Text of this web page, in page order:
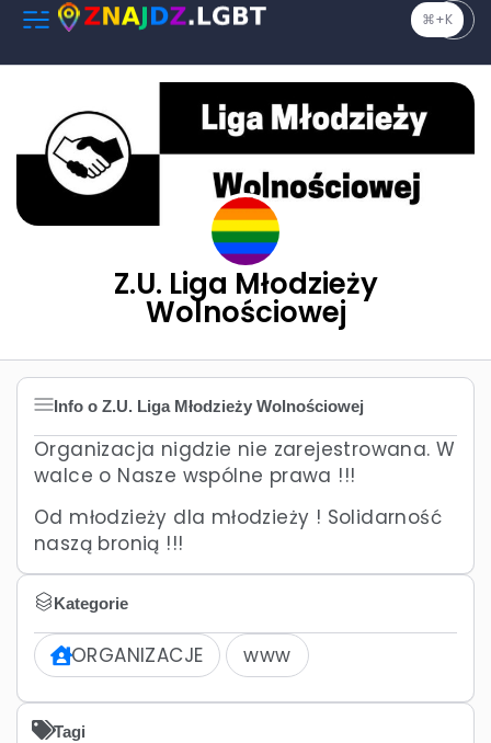
⌘+K
Z.U. Liga Młodzieży
Wolnościowej
Info o Z.U. Liga Młodzieży Wolnościowej
Organizacja nigdzie nie zarejestrowana. W
walce o Nasze wspólne prawa !!!
Od młodzieży dla młodzieży ! Solidarność
naszą bronią !!!
Kategorie
ORGANIZACJE www
Tagi